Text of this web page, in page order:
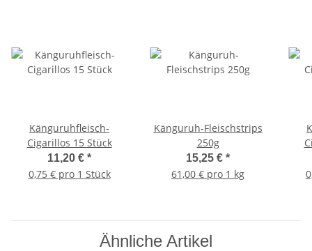
Känguruhfleisch-
Cigarillos 15 Stück
11,20 € *
0,75 € pro 1 Stück
Känguruh-Fleischstrips
250g
15,25 € *
61,00 € pro 1 kg
Ähnliche Artikel